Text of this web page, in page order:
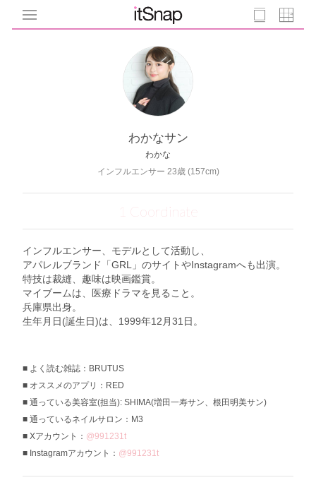
わかなサン
わかな
インフルエンサー 23歳 (157cm)
1 Coordinate
インフルエンサー、モデルとして活動し、
アパレルブランド「GRL」のサイトやInstagramへも出演。
特技は裁縫、趣味は映画鑑賞。
マイブームは、医療ドラマを見ること。
兵庫県出身。
生年月日(誕生日)は、1999年12月31日。
よく読む雑誌：BRUTUS
オススメのアプリ：RED
通っている美容室(担当): SHIMA(増田一寿サン、根田明美サン)
通っているネイルサロン：M3
Xアカウント： @991231t
Instagramアカウント： @991231t